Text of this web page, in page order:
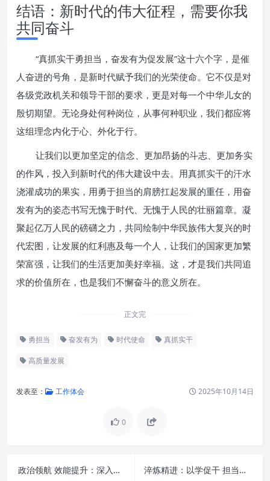
结语：新时代的伟大征程，需要你我
共同奋斗
“真抓实干勇担当，奋发有为促发展”这十六个字，是催
人奋进的号角，是新时代赋予我们的光荣使命。它不仅是对
各级党政机关和领导干部的要求，更是对每一个中华儿女的
殷切期望。无论身处何种岗位，从事何种职业，我们都应将
这组理念内化于心、外化于行。
让我们以更加坚定的信念、更加昂扬的斗志、更加务实
的作风，投入到新时代的伟大建设中去。用真抓实干的汗水
浇灌成功的果实，用勇于担当的肩膀扛起发展的重任，用奋
发有为的姿态书写无愧于时代、无愧于人民的壮丽篇章。凝
聚起亿万人民的磅礴之力，共同绘制中华民族伟大复兴的时
代宏图，让发展的红利惠及每一个人，让我们的国家更加繁
荣富强，让我们的生活更加美好幸福。这，才是我们共同追
求的价值所在，也是我们不懈奋斗的意义所在。
正文完
勇担当 奋发有为 时代使命 真抓实干
高质量发展
发表至： 工作体会 2025年10月14日
0
政治领航 效能提升：深入贯彻习近平总书记重要指示精神 着力推动办公室工作高质量发展
淬炼精进：以学促干 担当作为的内涵与路径
引言：时代呼唤的行动哲学